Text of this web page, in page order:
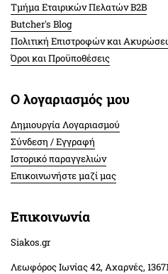
Τμήμα Εταιρικών Πελατών Β2Β
Butcher's Blog
Πολιτική Επιστροφών και
Όροι και Προϋποθέσεις
Ο λογαριασμός μου
Δημιουργία Λογαριασμού
Σύνδεση / Εγγραφή
Ιστορικό παραγγελιών
Επικοινωνήστε μαζί μας
Επικοινωνία
Siakos.gr
Λεωφόρος Ιωνίας 42, Αχαρνές,